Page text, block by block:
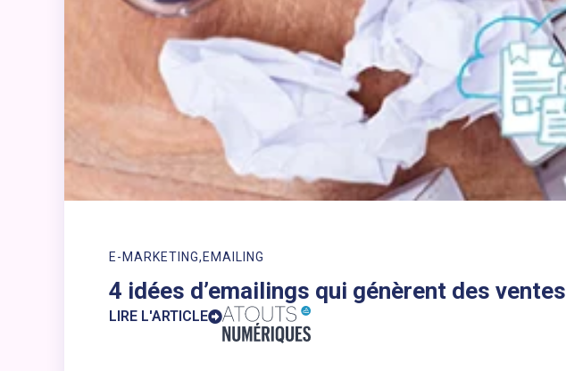
E-MARKETING EMAILING
4 idées d’emailings qui génèrent des ventes
LIRE L'ARTICLE